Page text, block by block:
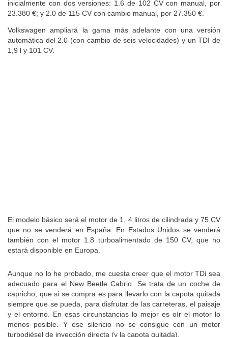
inicialmente con dos versiones: 1.6 de 102 CV con manual, por
23.380 €; y 2.0 de 115 CV con cambio manual, por 27.350 €.
Volkswagen ampliará la gama más adelante con una versión
automática del 2.0 (con cambio de seis velocidades) y un TDI de
1,9 l y 101 CV.
El modelo básico será el motor de 1, 4 litros de cilindrada y 75 CV
que no se venderá en España. En Estados Unidos se venderá
también con el motor 1.8 turboalimentado de 150 CV, que no
estará disponible en Europa.
Aunque no lo he probado, me cuesta creer que el motor TDi sea
adecuado para el New Beetle Cabrio. Se trata de un coche de
capricho, que si se compra es para llevarlo con la capota quitada
siempre que se pueda, para disfrutar de las carreteras, el paisaje
y el entorno. En esas circunstancias lo mejor es oír el motor lo
menos posible. Y ese silencio no se consigue con un motor
turbodiésel de inyección directa (y la capota quitada).